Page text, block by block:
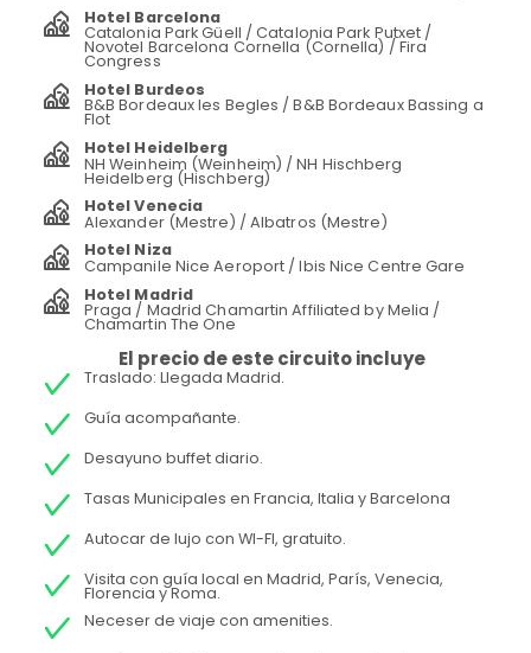
Hotel Barcelona
Catalonia Park Güell / Catalonia Park Putxet /
Novotel Barcelona Cornella (Cornella) / Fira
Congress
Hotel Burdeos
B&B Bordeaux les Begles / B&B Bordeaux Bassing a
Flot
Hotel Heidelberg
NH Weinheim (Weinheim) / NH Hischberg
Heidelberg (Hischberg)
Hotel Venecia
Alexander (Mestre) / Albatros (Mestre)
Hotel Niza
Campanile Nice Aeroport / Ibis Nice Centre Gare
Hotel Madrid
Praga / Madrid Chamartin Affiliated by Melia /
Chamartin The One
El precio de este circuito incluye
Traslado: Llegada Madrid.
Guía acompañante.
Desayuno buffet diario.
Tasas Municipales en Francia, Italia y Barcelona
Autocar de lujo con WI-FI, gratuito.
Visita con guía local en Madrid, París, Venecia,
Florencia y Roma.
Neceser de viaje con amenities.